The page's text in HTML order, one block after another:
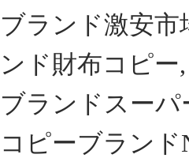
ブランド激安
ンド財布コピ
ブランドスー
コピーブラン